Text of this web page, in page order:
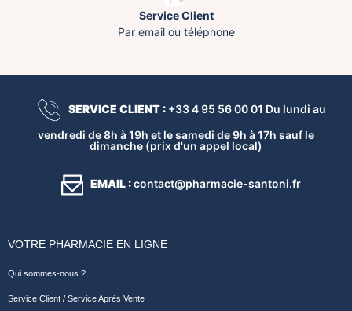
Service Client
Par email ou téléphone
SERVICE CLIENT :+33 4 95 56 00 01 Du lundi au
vendredi de 8h à 19h et le samedi de 9h à 17h sauf le
dimanche (prix d'un appel local)
EMAIL :contact@pharmacie-santoni.fr
VOTRE PHARMACIE EN LIGNE
Qui sommes-nous ?
Service Client / Service Après Vente